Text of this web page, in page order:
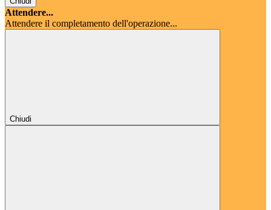
Attendere...
Attendere il completamento dell'operazione...
Chiudi